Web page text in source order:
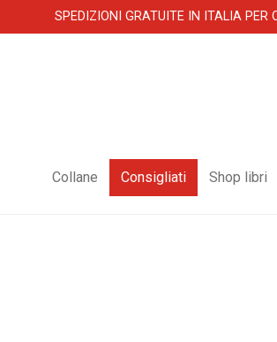
SPEDIZIONI GRATUITE IN ITALIA PER
Collane Consigliati Shop libri